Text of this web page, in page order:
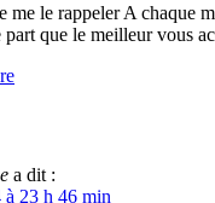
me le rappeler A chaque
part que le meilleur vous
a dit :
23 h 46 min